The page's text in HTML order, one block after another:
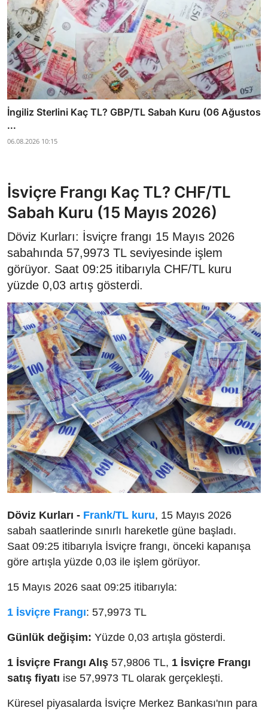
İngiliz Sterlini Kaç TL? GBP/TL Sabah Kuru (06 Ağustos
...
06.08.2026 10:15
İsviçre Frangı Kaç TL? CHF/TL
Sabah Kuru (15 Mayıs 2026)
Döviz Kurları: İsviçre frangı 15 Mayıs 2026
sabahında 57,9973 TL seviyesinde işlem
görüyor. Saat 09:25 itibarıyla CHF/TL kuru
yüzde 0,03 artış gösterdi.
Döviz Kurları - Frank/TL kuru, 15 Mayıs 2026
sabah saatlerinde sınırlı hareketle güne başladı.
Saat 09:25 itibarıyla İsviçre frangı, önceki kapanışa
göre artışla yüzde 0,03 ile işlem görüyor.
15 Mayıs 2026 saat 09:25 itibarıyla:
1 İsviçre Frangı: 57,9973 TL
Günlük değişim: Yüzde 0,03 artışla gösterdi.
1 İsviçre Frangı Alış 57,9806 TL, 1 İsviçre Frangı
satış fiyatı ise 57,9973 TL olarak gerçekleşti.
Küresel piyasalarda İsviçre Merkez Bankası'nın para